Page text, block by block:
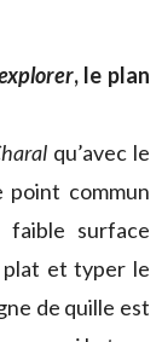
, le plan
qu’avec le
point commun
surface
plat et typer le
de quille est